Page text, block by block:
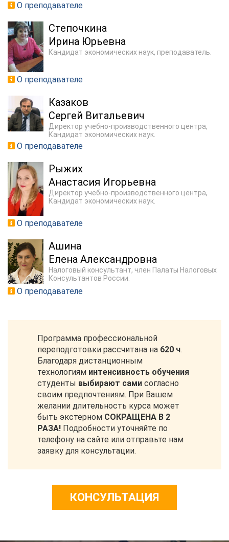
О преподавателе
Степочкина
Ирина Юрьевна
Кандидат экономических наук, преподаватель.
О преподавателе
Казаков
Сергей Витальевич
Директор учебно-производственного центра,
Кандидат экономических наук.
О преподавателе
Рыжих
Анастасия Игорьевна
Директор учебно-производственного центра,
Кандидат экономических наук.
О преподавателе
Ашина
Елена Александровна
Налоговый консультант, член Палаты Налоговых
Консультантов России.
О преподавателе
Программа профессиональной
переподготовки рассчитана на 620 ч.
Благодаря дистанционным
технологиям интенсивность обучения
студенты выбирают сами согласно
своим предпочтениям. При Вашем
желании длительность курса может
быть экстерном СОКРАЩЕНА В 2
РАЗА! Подробности уточняйте по
телефону на сайте или отправьте нам
заявку для консультации.
КОНСУЛЬТАЦИЯ